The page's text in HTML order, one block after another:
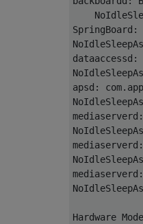
dataaccessd:
apsd:
Hardware